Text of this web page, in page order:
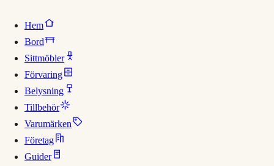
Hem
Bord
Sittmöbler
Förvaring
Belysning
Tillbehör
Varumärken
Företag
Guider